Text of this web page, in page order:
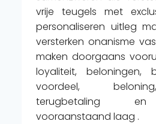
vrije teugels met
personaliseren uitleg
versterken onanisme
maken doorgaans
loyaliteit, beloningen,
voordeel,
terugbetaling en
vooraanstaand laag .